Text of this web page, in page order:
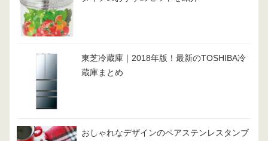
東芝冷蔵庫｜2018年版！最新のTOSHIBA冷
蔵庫まとめ
おしゃれなデザインのペアステンレスタンブ